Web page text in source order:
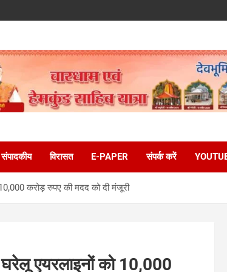
संपादकीय विरासत E-PAPER संपर्क करें
करोड़ रुपए की मदद को दी मंजूरी
एयरलाइनों को 10,000